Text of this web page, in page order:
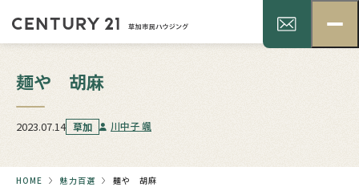
麺や 胡麻
2023.07.14 草加 川中子 颯
HOME 魅力百選 麺や 胡麻